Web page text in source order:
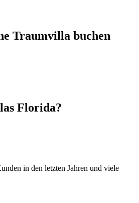
Traumvilla buchen
Florida?
in den letzten Jahren und viele